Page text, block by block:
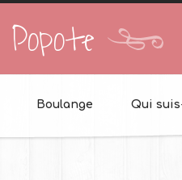
Boulange Qui